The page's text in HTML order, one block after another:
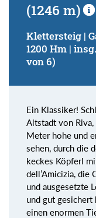
(1246 m)
Klettersteig |
1200 Hm |
von 6)
Ein Klassiker!
Altstadt von
Meter hohe und
sehen, durch die
keckes Köpferl
dell’Amicizia, die
und ausgesetzte
und gut gesichert
einen enormen